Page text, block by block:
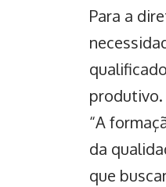
Para a
produtivo.
“A
da
que